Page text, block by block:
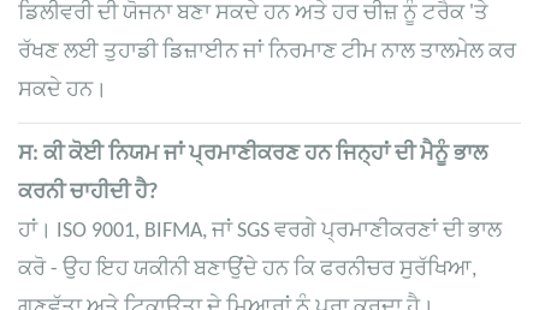
ਡਿਲੀਵਰੀ ਦੀ ਯੋਜਨਾ ਬਣਾ ਸਕਦੇ ਹਨ ਅਤੇ ਹਰ ਚੀਜ਼ ਨੂੰ ਟਰੈਕ 'ਤੇ
ਰੱਖਣ ਲਈ ਤੁਹਾਡੀ ਡਿਜ਼ਾਈਨ ਜਾਂ ਨਿਰਮਾਣ ਟੀਮ ਨਾਲ ਤਾਲਮੇਲ ਕਰ
ਸਕਦੇ ਹਨ।
ਸ: ਕੀ ਕੋਈ ਨਿਯਮ ਜਾਂ ਪ੍ਰਮਾਣੀਕਰਣ ਹਨ ਜਿਨ੍ਹਾਂ ਦੀ ਮੈਨੂੰ ਭਾਲ
ਕਰਨੀ ਚਾਹੀਦੀ ਹੈ?
ਹਾਂ। ISO 9001, BIFMA, ਜਾਂ SGS ਵਰਗੇ ਪ੍ਰਮਾਣੀਕਰਣਾਂ ਦੀ ਭਾਲ
ਕਰੋ - ਉਹ ਇਹ ਯਕੀਨੀ ਬਣਾਉਂਦੇ ਹਨ ਕਿ ਫਰਨੀਚਰ ਸੁਰੱਖਿਆ,